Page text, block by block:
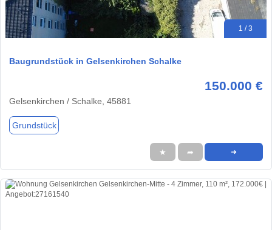
1 / 3
Baugrundstück in Gelsenkirchen Schalke
150.000 €
Gelsenkirchen / Schalke, 45881
Grundstück
★ ➦ ➜